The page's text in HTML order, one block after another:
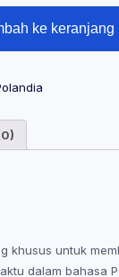
ke keranjang
khusus untuk
dalam bahasa